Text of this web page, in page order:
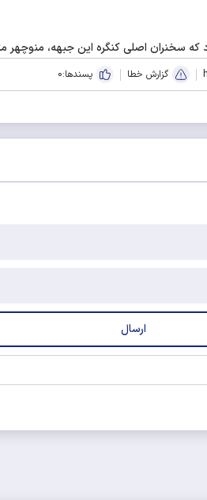
سخنران اصلی کنگره این جبهه، منوچهر
گزارش خطا پسندها:0